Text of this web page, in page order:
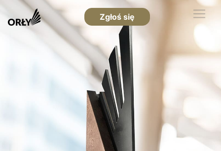
Zgłoś się